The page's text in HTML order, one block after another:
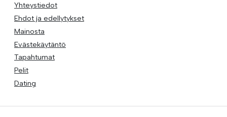
Yhteystiedot
Ehdot ja edellytykset
Mainosta
Evästekäytäntö
Tapahtumat
Pelit
Dating